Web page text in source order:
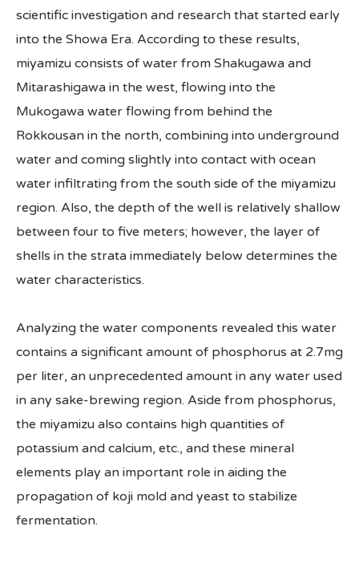
scientific investigation and research that started early
into the Showa Era. According to these results,
miyamizu consists of water from Shakugawa and
Mitarashigawa in the west, flowing into the
Mukogawa water flowing from behind the
Rokkousan in the north, combining into underground
water and coming slightly into contact with ocean
water infiltrating from the south side of the miyamizu
region. Also, the depth of the well is relatively shallow
between four to five meters; however, the layer of
shells in the strata immediately below determines the
water characteristics.
Analyzing the water components revealed this water
contains a significant amount of phosphorus at 2.7mg
per liter, an unprecedented amount in any water used
in any sake-brewing region. Aside from phosphorus,
the miyamizu also contains high quantities of
potassium and calcium, etc., and these mineral
elements play an important role in aiding the
propagation of koji mold and yeast to stabilize
fermentation.